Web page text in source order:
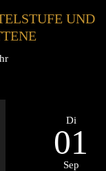
UND
Di
01
Sep